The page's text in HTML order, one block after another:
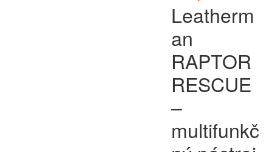
Leatherm
an
RAPTOR
RESCUE
–
multifunkč